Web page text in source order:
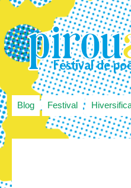
Festival de
Blog Festival